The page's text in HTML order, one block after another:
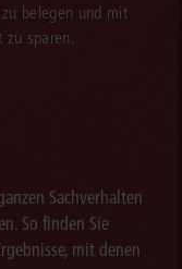
belegen und mit
sparen.
Sachverhalten
So finden Sie
mit denen